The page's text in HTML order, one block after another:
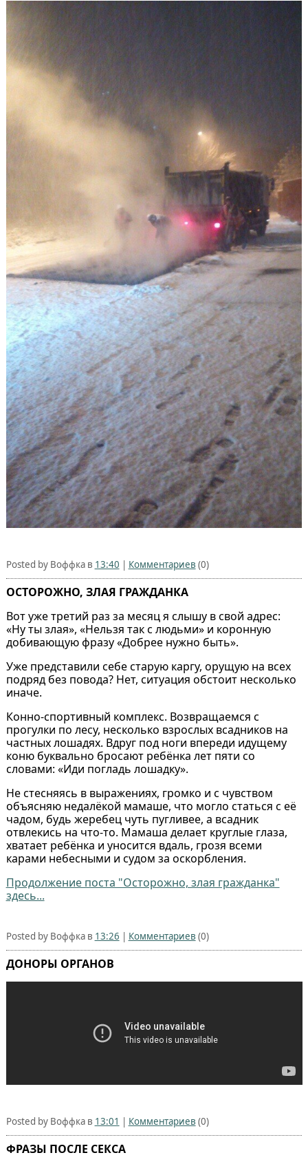
Posted by Воффка в 13:40 | Комментариев (0)
ОСТОРОЖНО, ЗЛАЯ ГРАЖДАНКА
Вот уже третий раз за месяц я слышу в свой адрес:
«Ну ты злая», «Нельзя так с людьми» и коронную
добивающую фразу «Добрее нужно быть».
Уже представили себе старую каргу, орущую на всех
подряд без повода? Нет, ситуация обстоит несколько
иначе.
Конно-спортивный комплекс. Возвращаемся с
прогулки по лесу, несколько взрослых всадников на
частных лошадях. Вдруг под ноги впереди идущему
коню буквально бросают ребёнка лет пяти со
словами: «Иди погладь лошадку».
Не стесняясь в выражениях, громко и с чувством
объясняю недалёкой мамаше, что могло статься с её
чадом, будь жеребец чуть пугливее, а всадник
отвлекись на что-то. Мамаша делает круглые глаза,
хватает ребёнка и уносится вдаль, грозя всеми
карами небесными и судом за оскорбления.
Продолжение поста "Осторожно, злая гражданка"
здесь...
Posted by Воффка в 13:26 | Комментариев (0)
ДОНОРЫ ОРГАНОВ
Posted by Воффка в 13:01 | Комментариев (0)
ФРАЗЫ ПОСЛЕ СЕКСА